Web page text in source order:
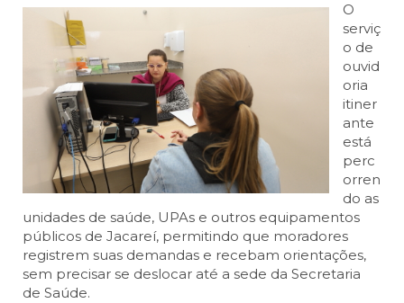
O
serviç
o de
ouvid
oria
itiner
ante
está
perc
orren
do as
unidades de saúde, UPAs e outros equipamentos
públicos de Jacareí, permitindo que moradores
registrem suas demandas e recebam orientações,
sem precisar se deslocar até a sede da Secretaria
de Saúde.